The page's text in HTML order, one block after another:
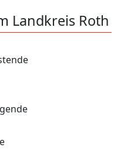
Landkreis Roth